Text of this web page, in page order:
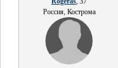
Россия, Кострома